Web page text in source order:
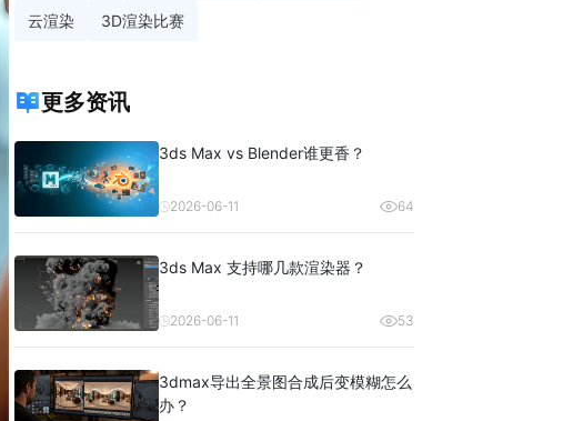
云渲染 3D渲染比赛
更多资讯
3ds Max vs Blender谁更香？
2026-06-11 64
3ds Max 支持哪几款渲染器？
2026-06-11 53
3dmax导出全景图合成后变模糊怎么
办？